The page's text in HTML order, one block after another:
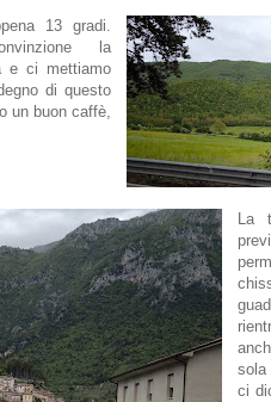
13 gradi.
la
e ci mettiamo
di questo
un buon caffè,
La
ci